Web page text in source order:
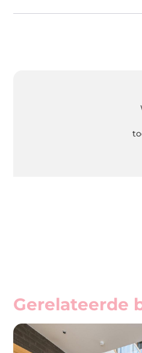
Gerelateerde